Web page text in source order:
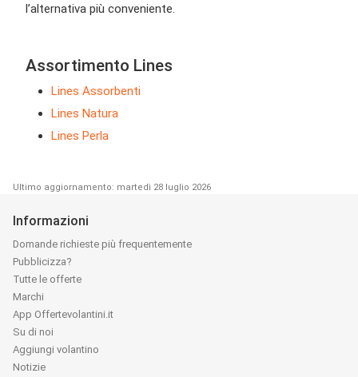
l’alternativa più conveniente.
Assortimento Lines
Lines Assorbenti
Lines Natura
Lines Perla
Ultimo aggiornamento: martedì 28 luglio 2026
Informazioni
Domande richieste più frequentemente
Pubblicizza?
Tutte le offerte
Marchi
App Offertevolantini.it
Su di noi
Aggiungi volantino
Notizie